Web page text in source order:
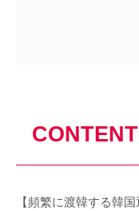
【頻繁に渡韓する韓